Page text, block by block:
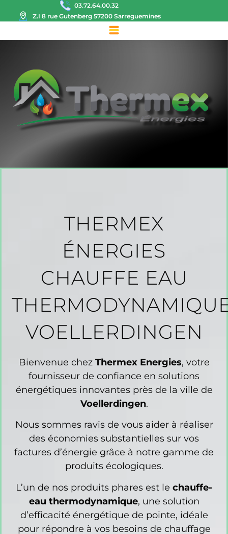
03.72.64.00.32
Z.I 8 rue Gutenberg 57200 Sarreguemines
THERMEX
ÉNERGIES
CHAUFFE EAU
VOELLERDINGEN
Bienvenue chez Thermex Energies, votre
fournisseur de confiance en solutions
énergétiques innovantes près de la ville de
Voellerdingen.
Nous sommes ravis de vous aider à réaliser
des économies substantielles sur vos
factures d’énergie grâce à notre gamme de
produits écologiques.
L’un de nos produits phares est le chauffe-
eau thermodynamique, une solution
d’efficacité énergétique de pointe, idéale
pour répondre à vos besoins de chauffage